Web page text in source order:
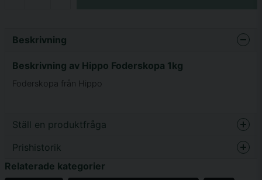
Beskrivning
Beskrivning av Hippo Foderskopa 1kg
Foderskopa från Hippo
Ställ en produktfråga
question
Prishistorik
Relaterade kategorier